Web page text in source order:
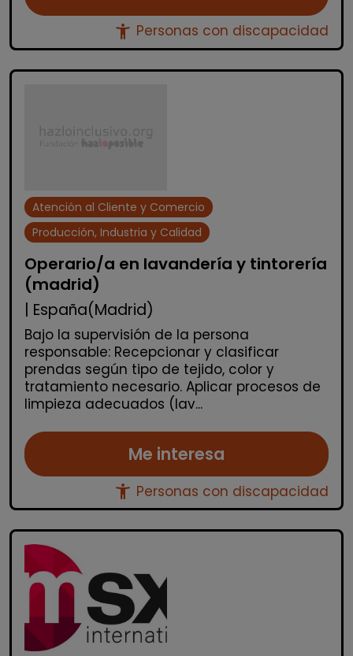
accessibility_new Personas con discapacidad
Atención al Cliente y Comercio
Producción, Industria y Calidad
Operario/a en lavandería y tintorería
(madrid)
| España(Madrid)
Bajo la supervisión de la persona
responsable: Recepcionar y clasificar
prendas según tipo de tejido, color y
tratamiento necesario. Aplicar procesos de
limpieza adecuados (lav...
Me interesa
accessibility_new Personas con discapacidad